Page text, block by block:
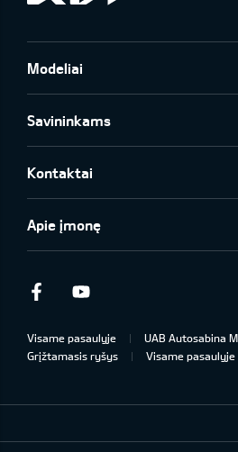
Modeliai
Savininkams
Kontaktai
Apie įmonę
Facebook
Visame pasaulyje
UAB Autosabina
Grįžtamasis ryšys
Visame pasaulyje